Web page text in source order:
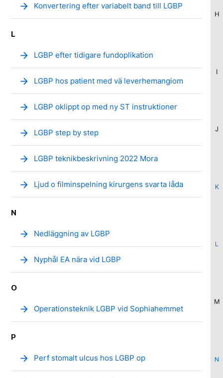
H
I
J
K
L
M
N
arrow_forward Konvertering efter variabelt band till LGBP
L
arrow_forward LGBP efter tidigare fundoplikation
arrow_forward LGBP hos patient med vä leverhemangiom
arrow_forward LGBP oklippt op med ny ST instruktioner
arrow_forward LGBP step by step
arrow_forward LGBP teknikbeskrivning 2022 Mora
arrow_forward Ljud o filminspelning kirurgens svarta låda
N
arrow_forward Nedläggning av LGBP
arrow_forward Nyphål EA nära vid LGBP
O
arrow_forward Operationsteknik LGBP vid Sophiahemmet
P
arrow_forward Perf stomalt ulcus hos LGBP op